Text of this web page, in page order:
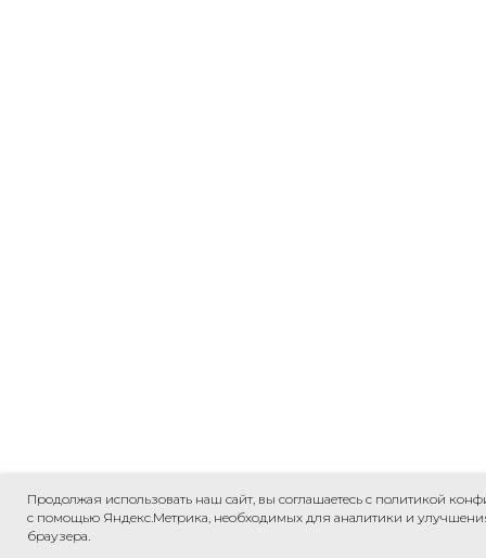
Продолжая использовать наш сайт, вы соглашаетесь с политикой
с помощью Яндекс.Метрика, необходимых для аналитики и улучшения
браузера.